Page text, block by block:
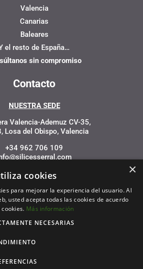
Valencia
Canarias
Baleares
el resto de España…
sin compromiso
Contacto
NUESTRA SEDE
Valencia-Ademuz CV-35,
Losa del Obispo, Valencia
+34 962 706 109
×
cookies
para mejorar la experiencia del usuario. Al
usted acepta todas las cookies de acuerdo
Más información
NECESARIAS